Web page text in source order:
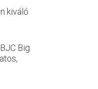
kiváló
Big